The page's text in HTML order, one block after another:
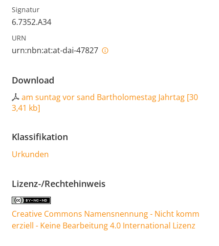
Signatur
6.7352.A34
URN
urn:nbn:at:at-dai-47827
Download
am suntag vor sand Bartholomestag Jahrtag [30
3,41 kb]
Klassifikation
Urkunden
Lizenz-/Rechtehinweis
Creative Commons Namensnennung - Nicht komm
erziell - Keine Bearbeitung 4.0 International Lizenz